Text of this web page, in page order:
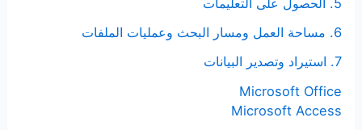
6. مساحة العمل ومسار البحث وعمليات الملفات
7. استيراد وتصدير البيانات
Microsoft Office
Microsoft Access